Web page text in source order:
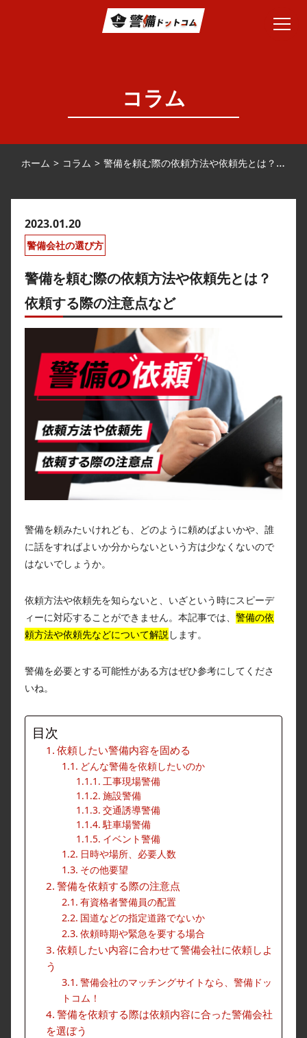
コラム
ホーム コラム 警備を頼む際の依頼方法や依頼先とは？依頼する際の注意点など
2023.01.20
警備会社の選び方
警備を頼む際の依頼方法や依頼先とは？
依頼する際の注意点など
警備を頼みたいけれども、どのように頼めばよいかや、誰
に話をすればよいか分からないという方は少なくないので
はないでしょうか。
依頼方法や依頼先を知らないと、いざという時にスピーデ
ィーに対応することができません。本記事では、 警備の依
頼方法や依頼先などについて解説 します。
警備を必要とする可能性がある方はぜひ参考にしてくださ
いね。
目次
依頼したい警備内容を固める
どんな警備を依頼したいのか
工事現場警備
施設警備
交通誘導警備
駐車場警備
イベント警備
日時や場所、必要人数
その他要望
警備を依頼する際の注意点
有資格者警備員の配置
国道などの指定道路でないか
依頼時期や緊急を要する場合
依頼したい内容に合わせて警備会社に依頼しよ
う
警備会社のマッチングサイトなら、警備ドッ
トコム！
警備を依頼する際は依頼内容に合った警備会社
を選ぼう